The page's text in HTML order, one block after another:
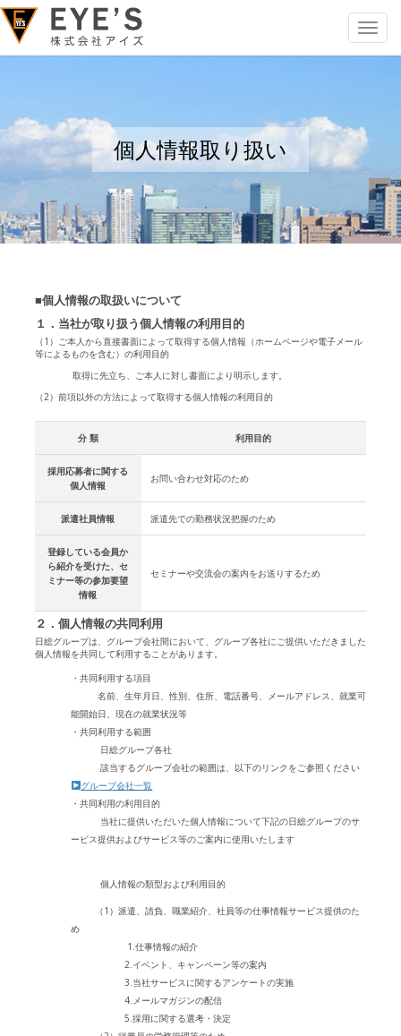
Toggle
個人情報取り扱い
■個人情報の取扱いについて
１．当社が取り扱う個人情報の利用目的
（1）ご本人から直接書面によって取得する個人情報（ホームページや電子メール
等によるものを含む）の利用目的
取得に先立ち、ご本人に対し書面により明示します。
（2）前項以外の方法によって取得する個人情報の利用目的
分 類 利用目的
採用応募者に関する
個人情報
お問い合わせ対応のため
派遣社員情報 派遣先での勤務状況把握のため
登録している会員か
ら紹介を受けた、セ
ミナー等の参加要望
情報
セミナーや交流会の案内をお送りするため
２．個人情報の共同利用
日総グループは、グループ会社間において、グループ各社にご提供いただきました
個人情報を共同して利用することがあります。
・共同利用する項目
名前、生年月日、性別、住所、電話番号、メールアドレス、就業可
能開始日、現在の就業状況等
・共同利用する範囲
日総グループ各社
該当するグループ会社の範囲は、以下のリンクをご参照ください
グループ会社一覧
・共同利用の利用目的
当社に提供いただいた個人情報について下記の日総グループのサ
ービス提供およびサービス等のご案内に使用いたします
個人情報の類型および利用目的
（1）派遣、請負、職業紹介、社員等の仕事情報サービス提供のた
め
1.仕事情報の紹介
2.イベント、キャンペーン等の案内
3.当社サービスに関するアンケートの実施
4.メールマガジンの配信
5.採用に関する選考・決定